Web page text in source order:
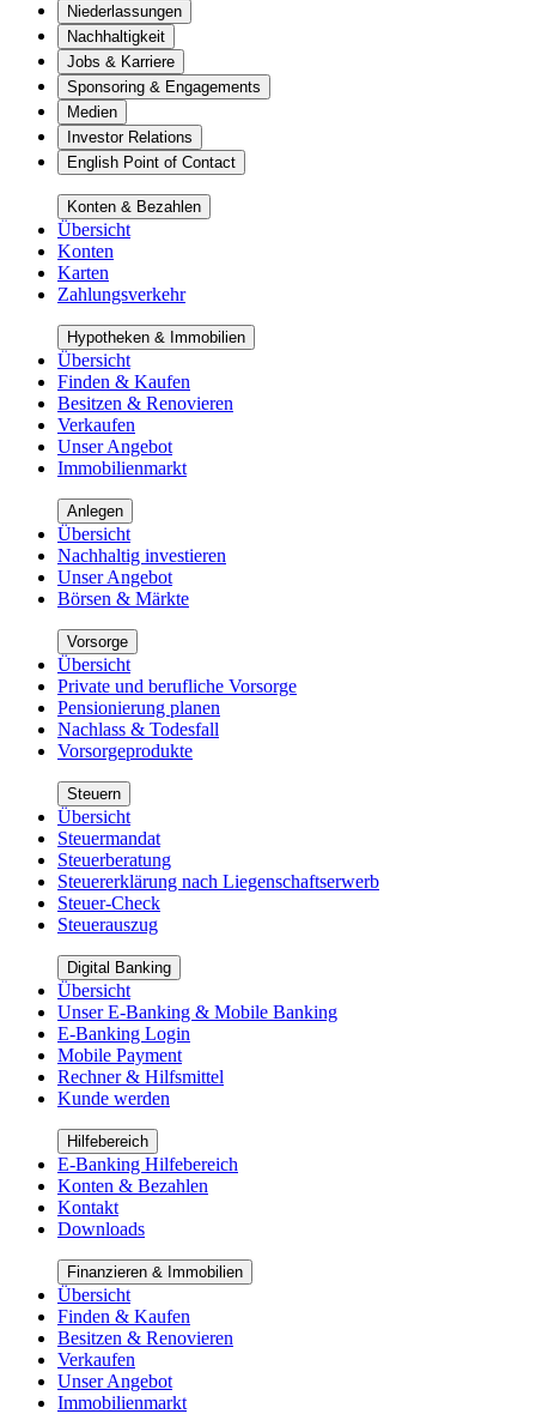
Niederlassungen
Nachhaltigkeit
Jobs & Karriere
Sponsoring & Engagements
Medien
Investor Relations
English Point of Contact
Konten & Bezahlen
Übersicht
Konten
Karten
Zahlungsverkehr
Hypotheken & Immobilien
Übersicht
Finden & Kaufen
Besitzen & Renovieren
Verkaufen
Unser Angebot
Immobilienmarkt
Anlegen
Übersicht
Nachhaltig investieren
Unser Angebot
Börsen & Märkte
Vorsorge
Übersicht
Private und berufliche Vorsorge
Pensionierung planen
Nachlass & Todesfall
Vorsorgeprodukte
Steuern
Übersicht
Steuermandat
Steuerberatung
Steuererklärung nach Liegenschaftserwerb
Steuer-Check
Steuerauszug
Digital Banking
Übersicht
Unser E-Banking & Mobile Banking
E-Banking Login
Mobile Payment
Rechner & Hilfsmittel
Kunde werden
Hilfebereich
E-Banking Hilfebereich
Konten & Bezahlen
Kontakt
Downloads
Finanzieren & Immobilien
Übersicht
Finden & Kaufen
Besitzen & Renovieren
Verkaufen
Unser Angebot
Immobilienmarkt